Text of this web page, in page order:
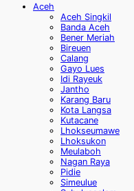
Aceh
Aceh Singkil
Banda Aceh
Bener Meriah
Bireuen
Calang
Gayo Lues
Idi Rayeuk
Jantho
Karang Baru
Kota Langsa
Kutacane
Lhokseumawe
Lhoksukon
Meulaboh
Nagan Raya
Pidie
Simeulue